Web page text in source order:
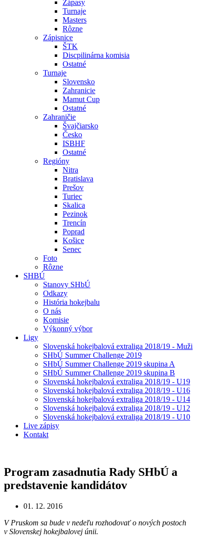
Zápasy
Turnaje
Masters
Rôzne
Zápisnice
ŠTK
Discpilinárna komisia
Ostatné
Turnaje
Slovensko
Zahranicie
Mamut Cup
Ostatné
Zahraničie
Švajčiarsko
Česko
ISBHF
Ostatné
Regióny
Nitra
Bratislava
Prešov
Turiec
Skalica
Pezinok
Trencín
Poprad
Košice
Senec
Foto
Rôzne
SHBÚ
Stanovy SHbÚ
Odkazy
História hokejbalu
O nás
Komisie
Výkonný výbor
Ligy
Slovenská hokejbalová extraliga 2018/19 - Muži
SHbÚ Summer Challenge 2019
SHbÚ Summer Challenge 2019 skupina A
SHbÚ Summer Challenge 2019 skupina B
Slovenská hokejbalová extraliga 2018/19 - U19
Slovenská hokejbalová extraliga 2018/19 - U16
Slovenská hokejbalová extraliga 2018/19 - U14
Slovenská hokejbalová extraliga 2018/19 - U12
Slovenská hokejbalová extraliga 2018/19 - U10
Live zápisy
Kontakt
Program zasadnutia Rady SHbÚ a
predstavenie kandidátov
01. 12. 2016
V Pruskom sa bude v nedeľu rozhodovať o nových postoch
v Slovenskej hokejbalovej únii.